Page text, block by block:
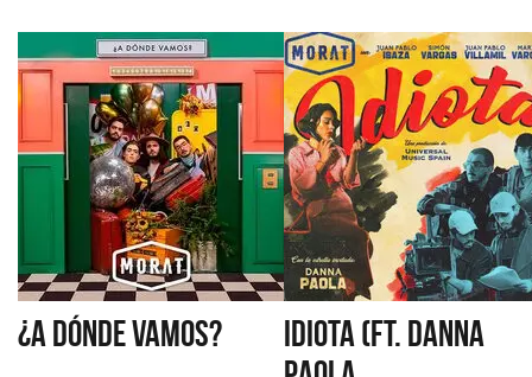
¿A DÓNDE VAMOS?
IDIOTA (FT. DANNA